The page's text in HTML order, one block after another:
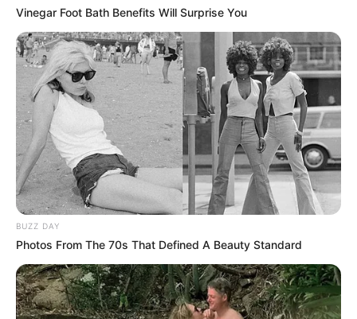
Vinegar Foot Bath Benefits Will Surprise You
BUZZ DAY
Photos From The 70s That Defined A Beauty Standard